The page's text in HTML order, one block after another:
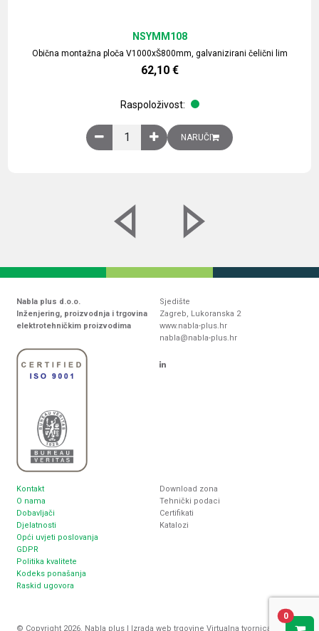
Obična montažna ploča V1000xŠ800mm, galvanizirani čelični lim
NSYMM108
62,10 €
Raspoloživost:
Obična montažna ploča V1000xŠ800mm,
NARUČI
Nabla plus d.o.o.
Inženjering, proizvodnja i trgovina
elektrotehničkim proizvodima
Sjedište
Zagreb, Lukoranska 2
www.nabla-plus.hr
nabla@nabla-plus.hr
Kontakt
O nama
Dobavljači
Djelatnosti
Opći uvjeti poslovanja
GDPR
Politika kvalitete
Kodeks ponašanja
Raskid ugovora
Download zona
Tehnički podaci
Certifikati
Katalozi
© Copyright 2026. Nabla plus | Izrada web trgovine Virtualna tvornica
0